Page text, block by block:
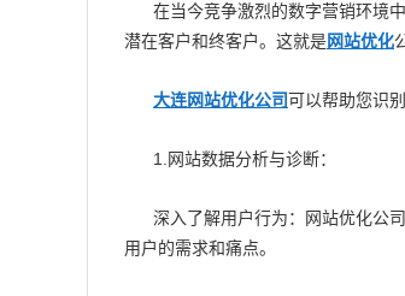
在当今竞争激烈的数字营销环境
潜在客户和终客户。这就是网站优化
大连网站优化公司可以帮助您识
1.网站数据分析与诊断：
深入了解用户行为：网站优化公
用户的需求和痛点。